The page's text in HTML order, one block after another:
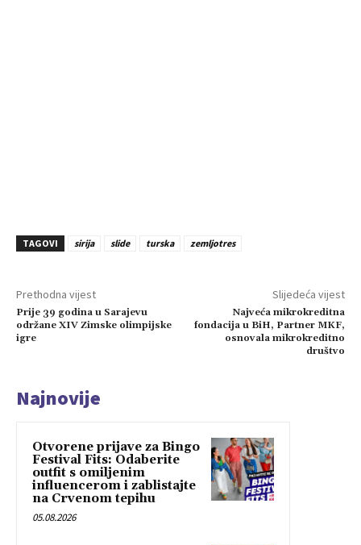
TAGOVI sirija slide turska zemljotres
Prethodna vijest
Prije 39 godina u Sarajevu
održane XIV Zimske olimpijske
igre
Slijedeća vijest
Najveća mikrokreditna
fondacija u BiH, Partner MKF,
osnovala mikrokreditno
društvo
Najnovije
Otvorene prijave za Bingo
Festival Fits: Odaberite
outfit s omiljenim
influencerom i zablistajte
na Crvenom tepihu
05.08.2026